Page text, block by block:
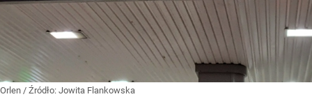
Orlen / Źródło: Jowita Flankowska